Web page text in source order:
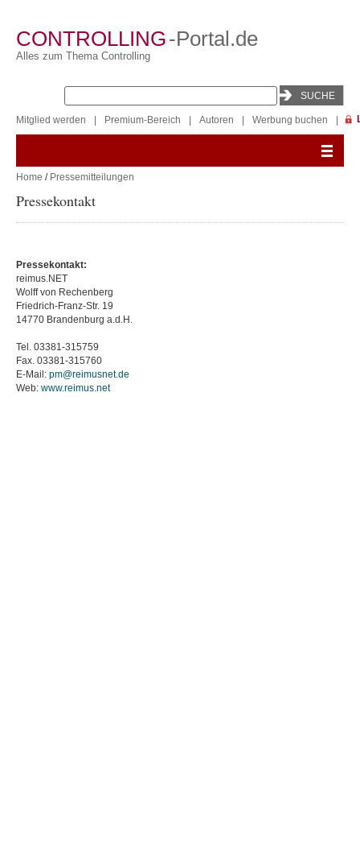
CONTROLLING-Portal.de
Alles zum Thema Controlling
Mitglied werden Premium-Bereich Autoren Werbung buchen
Home / Pressemitteilungen
Pressekontakt
Pressekontakt:
reimus.NET
Wolff von Rechenberg
Friedrich-Franz-Str. 19
14770 Brandenburg a.d.H.
Tel. 03381-315759
Fax. 03381-315760
E-Mail: pm@reimusnet.de
Web: www.reimus.net